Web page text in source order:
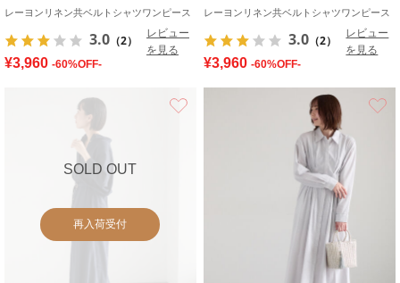
レーヨンリネン共ベルトシャツワンピース
3.0 （2）
レビュー
を見る
¥3,960 -60%OFF-
レーヨンリネン共ベルトシャツワンピース
3.0 （2）
レビュー
を見る
¥3,960 -60%OFF-
SOLD OUT
再入荷受付